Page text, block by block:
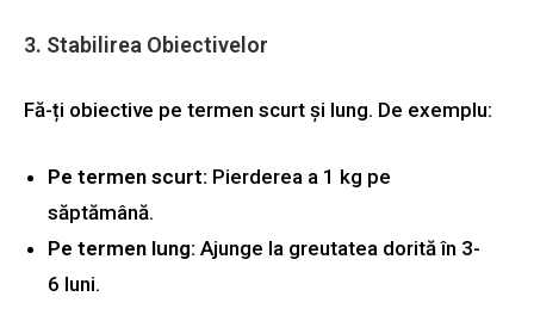
3. Stabilirea Obiectivelor
Fă-ți obiective pe termen scurt și lung. De exemplu:
Pe termen scurt: Pierderea a 1 kg pe
săptămână.
Pe termen lung: Ajunge la greutatea dorită în 3-
6 luni.